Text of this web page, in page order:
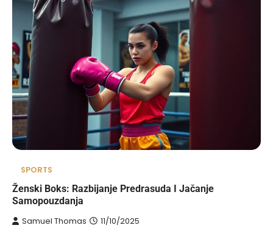
SPORTS
Ženski Boks: Razbijanje Predrasuda I Jačanje
Samopouzdanja
Samuel Thomas 11/10/2025